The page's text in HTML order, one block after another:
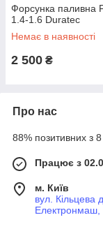
Форсунка паливна
1.4-1.6 Duratec
Немає в наявності
2 500 ₴
Про нас
88% позитивних з 8
Працює з
м. Київ
вул. Кільцева
Електронмаш,